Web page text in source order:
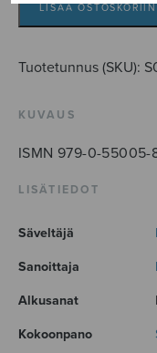
määräLISÄÄ OSTOSKORIIN
Tuotetunnus (SKU):
KUVAUS
ISMN 979-0-55005-
LISÄTIEDOT
Säveltäjä
Sanoittaja
Alkusanat
Kokoonpano